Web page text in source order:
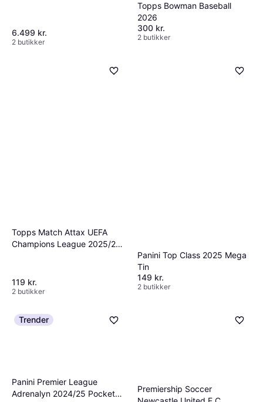
6.499 kr.
2 butikker
Topps Bowman Baseball
2026
300 kr.
2 butikker
Topps Match Attax UEFA
Champions League 2025/26
119 kr.
2 butikker
Panini Top Class 2025 Mega
Tin
149 kr.
2 butikker
Trender
Panini Premier League
Adrenalyn 2024/25 Pocket
Premiership Soccer